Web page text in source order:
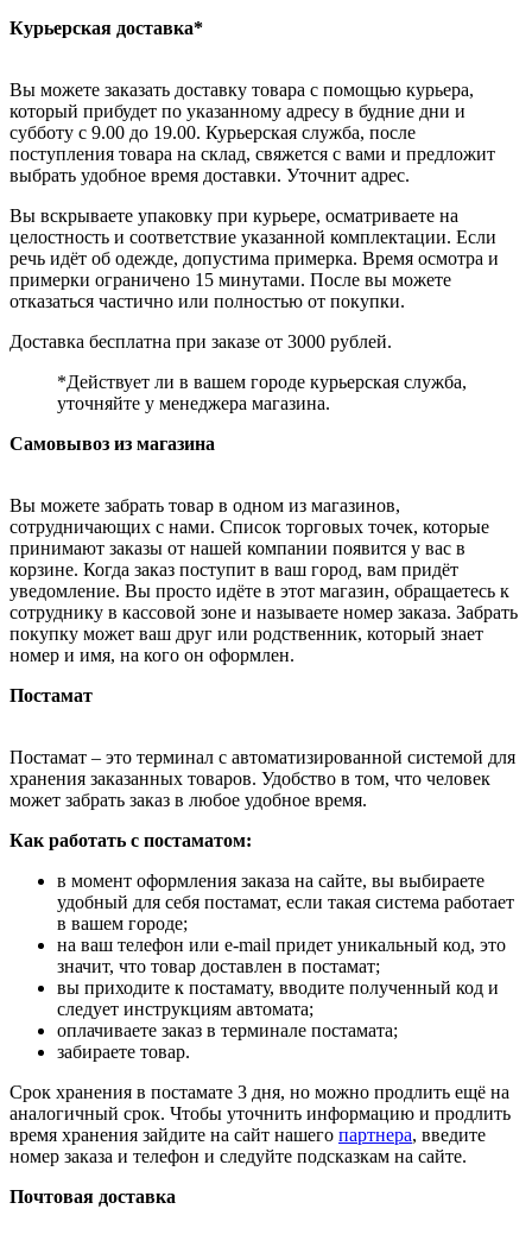
Курьерская доставка*
Вы можете заказать доставку товара с помощью курьера,
который прибудет по указанному адресу в будние дни и
субботу с 9.00 до 19.00. Курьерская служба, после
поступления товара на склад, свяжется с вами и предложит
выбрать удобное время доставки. Уточнит адрес.
Вы вскрываете упаковку при курьере, осматриваете на
целостность и соответствие указанной комплектации. Если
речь идёт об одежде, допустима примерка. Время осмотра и
примерки ограничено 15 минутами. После вы можете
отказаться частично или полностью от покупки.
Доставка бесплатна при заказе от 3000 рублей.
*Действует ли в вашем городе курьерская служба,
уточняйте у менеджера магазина.
Самовывоз из магазина
Вы можете забрать товар в одном из магазинов,
сотрудничающих с нами. Список торговых точек, которые
принимают заказы от нашей компании появится у вас в
корзине. Когда заказ поступит в ваш город, вам придёт
уведомление. Вы просто идёте в этот магазин, обращаетесь к
сотруднику в кассовой зоне и называете номер заказа. Забрать
покупку может ваш друг или родственник, который знает
номер и имя, на кого он оформлен.
Постамат
Постамат – это терминал с автоматизированной системой для
хранения заказанных товаров. Удобство в том, что человек
может забрать заказ в любое удобное время.
Как работать с постаматом:
в момент оформления заказа на сайте, вы выбираете
удобный для себя постамат, если такая система работает
в вашем городе;
на ваш телефон или e-mail придет уникальный код, это
значит, что товар доставлен в постамат;
вы приходите к постамату, вводите полученный код и
следует инструкциям автомата;
оплачиваете заказ в терминале постамата;
забираете товар.
Срок хранения в постамате 3 дня, но можно продлить ещё на
аналогичный срок. Чтобы уточнить информацию и продлить
время хранения зайдите на сайт нашего партнера, введите
номер заказа и телефон и следуйте подсказкам на сайте.
Почтовая доставка